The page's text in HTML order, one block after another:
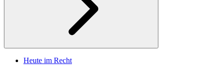
Heute im Recht